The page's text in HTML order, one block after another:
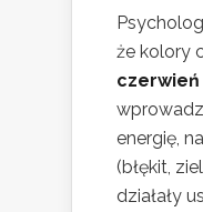
że kolory
czerwień
energię,
(błękit,
działały